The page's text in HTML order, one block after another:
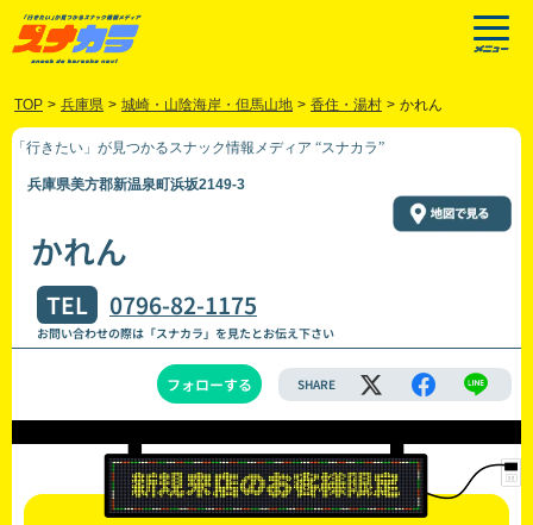
TOP > 兵庫県 > 城崎・山陰海岸・但馬山地 > 香住・湯村 > かれん
「行きたい」が見つかるスナック情報メディア “スナカラ”
兵庫県美方郡新温泉町浜坂2149-3
かれん
TEL 0796-82-1175
お問い合わせの際は「スナカラ」を見たとお伝え下さい
フォローする SHARE